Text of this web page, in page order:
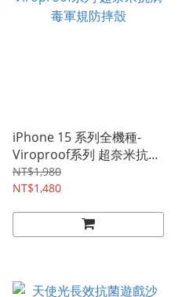
iPhone 15 系列全機種-
Viroproof系列 超奈米抗病
毒軍規防摔殼
NT$1,980
NT$1,480